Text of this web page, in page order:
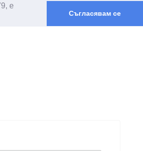
е
Съгласявам се